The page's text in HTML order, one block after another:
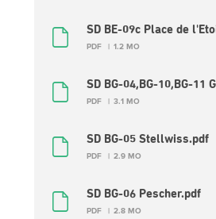
SD BE-09c Place de
PDF 1.2 MO
SD BG-04,BG-10,BG-
PDF 3.1 MO
SD BG-05 Stellwiss.pdf
PDF 2.9 MO
SD BG-06 Pescher.pdf
PDF 2.8 MO